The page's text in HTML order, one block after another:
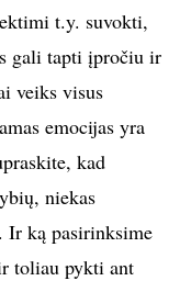
t.y. suvokti,
gali tapti įpročiu ir
veiks visus
emocijas yra
kad
niekas
Ir ką pasirinksime
toliau pykti ant